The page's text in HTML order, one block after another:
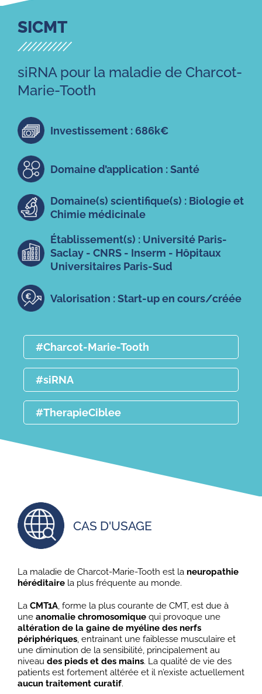
SICMT
siRNA pour la maladie de Charcot-
Marie-Tooth
Investissement : 686k€
Domaine d’application : Santé
Domaine(s) scientifique(s) : Biologie et
Chimie médicinale
Établissement(s) : Université Paris-
Saclay - CNRS - Inserm - Hôpitaux
Universitaires Paris-Sud
Valorisation : Start-up en cours/créée
#Charcot-Marie-Tooth
#siRNA
#TherapieCiblee
CAS D'USAGE
La maladie de Charcot-Marie-Tooth est la neuropathie
héréditairela plus fréquente au monde.
La CMT1A, forme la plus courante de CMT, est due à
une anomalie chromosomiquequi provoque une
altération de la gaine de myéline des nerfs
périphériques, entrainant une faiblesse musculaire et
une diminution de la sensibilité, principalement au
niveau des pieds et des mains. La qualité de vie des
patients est fortement altérée et il n’existe actuellement
aucun traitement curatif.